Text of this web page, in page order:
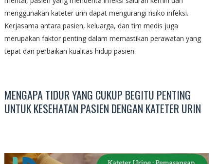
menggunakan kateter urin dapat mengurangi risiko infeksi.
Kerjasama antara pasien, keluarga, dan tim medis juga
merupakan faktor penting dalam memastikan perawatan yang
tepat dan perbaikan kualitas hidup pasien.
MENGAPA TIDUR YANG CUKUP BEGITU PENTING
UNTUK KESEHATAN PASIEN DENGAN KATETER URIN